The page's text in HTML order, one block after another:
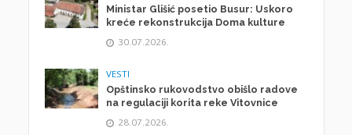
Ministar Glišić posetio Busur: Uskoro
kreće rekonstrukcija Doma kulture
30.07.2026.
VESTI
Opštinsko rukovodstvo obišlo radove
na regulaciji korita reke Vitovnice
28.07.2026.